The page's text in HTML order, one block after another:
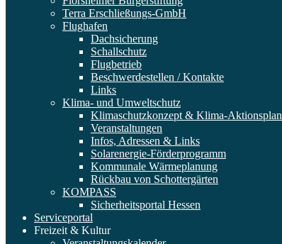
Terra Erschließungs-GmbH
Flughafen
Dachsicherung
Schallschutz
Flugbetrieb
Beschwerdestellen / Kontakte
Links
Klima- und Umweltschutz
Klimaschutzkonzept & Klima-Aktionsplan
Veranstaltungen
Infos, Adressen & Links
Solarenergie-Förderprogramm
Kommunale Wärmeplanung
Rückbau von Schottergärten
KOMPASS
Sicherheitsportal Hessen
Serviceportal
Freizeit & Kultur